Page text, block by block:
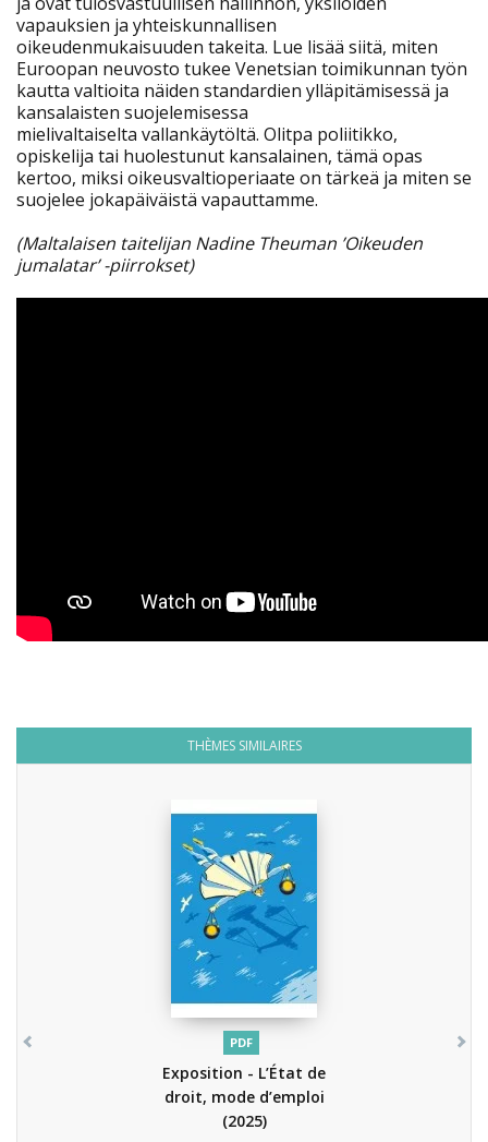
vapauksien ja yhteiskunnallisen
oikeudenmukaisuuden takeita. Lue lisää siitä, miten
Euroopan neuvosto tukee Venetsian toimikunnan työn
kautta valtioita näiden standardien ylläpitämisessä ja
kansalaisten suojelemisessa
mielivaltaiselta vallankäytöltä. Olitpa poliitikko,
opiskelija tai huolestunut kansalainen, tämä opas
kertoo, miksi oikeusvaltioperiaate on tärkeä ja miten se
suojelee jokapäiväistä vapauttamme.
(Maltalaisen taitelijan Nadine Theuman ’Oikeuden
jumalatar’ -piirrokset)
THÈMES SIMILAIRES
PDF
Exposition - L’État de
droit, mode d’emploi
(2025)